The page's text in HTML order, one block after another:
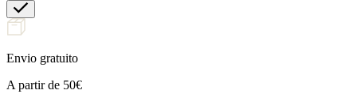
Envio gratuito
A partir de 50€